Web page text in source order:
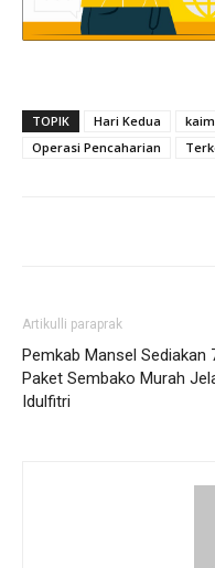
TOPIK Hari Kedua
Operasi Pencaharian
Artikulli paraprak
Pemkab Mansel Sediakan
Paket Sembako Murah
Idulfitri